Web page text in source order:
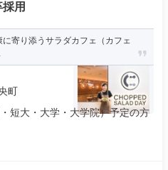
用
寄り添うサラダカフェ（カフェ
町
短大・大学・大学院）予定の方